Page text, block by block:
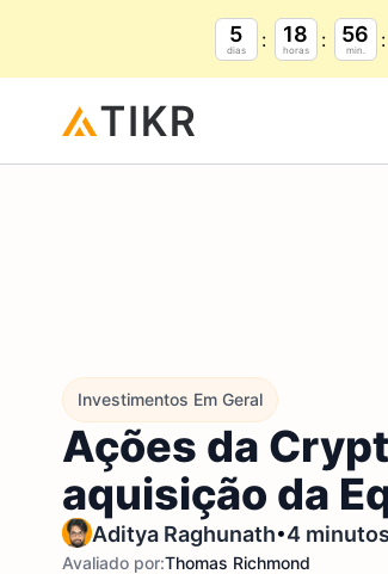
5
dias
18
horas
56
min.
Investimentos Em Geral
Ações da
aquisição da
Aditya Raghunath•4
Avaliado por:Thomas Richmond